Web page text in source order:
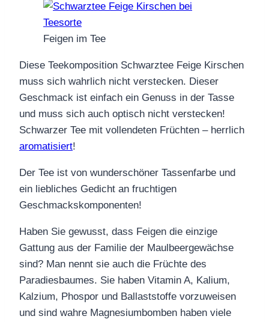
Feigen im Tee
Diese Teekomposition Schwarztee Feige Kirschen
muss sich wahrlich nicht verstecken. Dieser
Geschmack ist einfach ein Genuss in der Tasse
und muss sich auch optisch nicht verstecken!
Schwarzer Tee mit vollendeten Früchten – herrlich
aromatisiert!
Der Tee ist von wunderschöner Tassenfarbe und
ein liebliches Gedicht an fruchtigen
Geschmackskomponenten!
Haben Sie gewusst, dass Feigen die einzige
Gattung aus der Familie der Maulbeergewächse
sind? Man nennt sie auch die Früchte des
Paradiesbaumes. Sie haben Vitamin A, Kalium,
Kalzium, Phospor und Ballaststoffe vorzuweisen
und sind wahre Magnesiumbomben haben viele